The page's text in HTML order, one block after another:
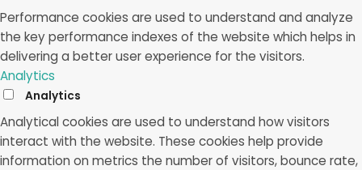
Performance cookies are used to understand and analyze
the key performance indexes of the website which helps in
delivering a better user experience for the visitors.
Analytics
Analytics
Analytical cookies are used to understand how visitors
interact with the website. These cookies help provide
information on metrics the number of visitors, bounce rate,